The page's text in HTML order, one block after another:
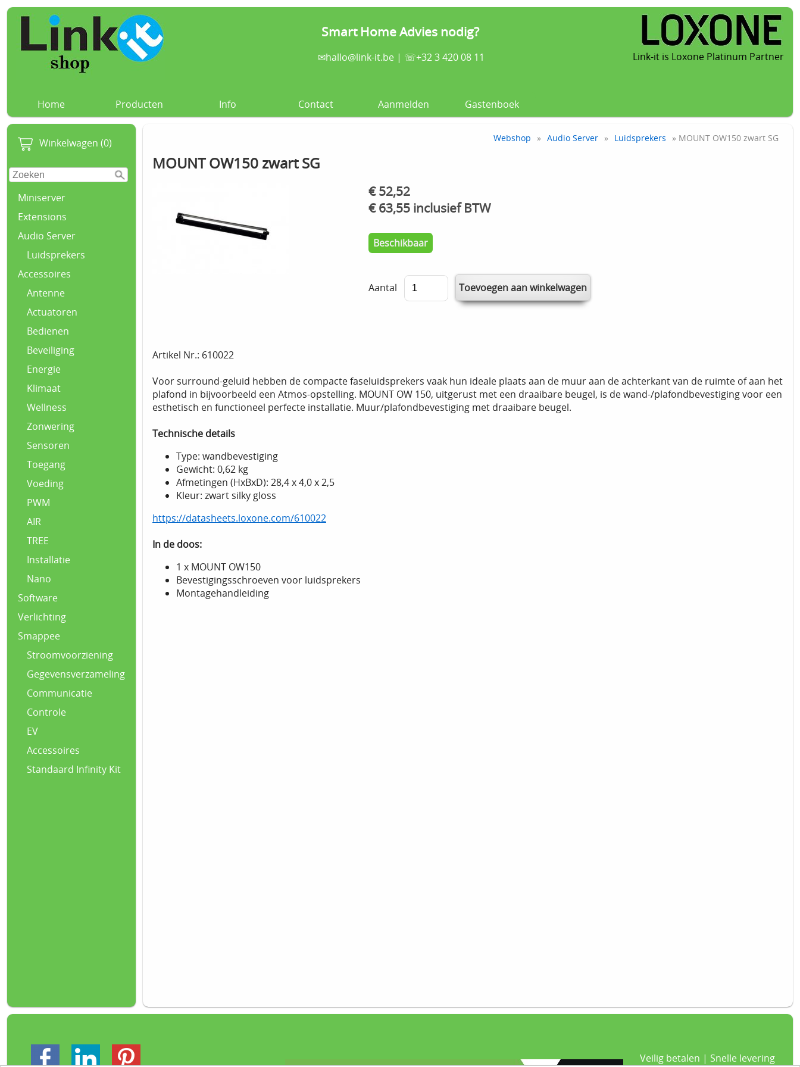
Smart Home Advies nodig?
✉hallo@link-it.be | ☏+32 3 420 08 11 Link-it is Loxone Platinum Partner
Home Producten Info Contact Aanmelden Gastenboek
Winkelwagen (0)
Miniserver
Extensions
Audio Server
Luidsprekers
Accessoires
Antenne
Actuatoren
Bedienen
Beveiliging
Energie
Klimaat
Wellness
Zonwering
Sensoren
Toegang
Voeding
PWM
AIR
TREE
Installatie
Nano
Software
Verlichting
Smappee
Stroomvoorziening
Gegevensverzameling
Communicatie
Controle
EV
Accessoires
Standaard Infinity Kit
Webshop » Audio Server » Luidsprekers » MOUNT OW150 zwart SG
MOUNT OW150 zwart SG
€ 52,52
€ 63,55 inclusief BTW
Beschikbaar
Aantal
Artikel Nr.: 610022
Voor surround-geluid hebben de compacte faseluidsprekers vaak hun ideale plaats aan de muur aan de achterkant van de ruimte of aan het
plafond in bijvoorbeeld een Atmos-opstelling. MOUNT OW 150, uitgerust met een draaibare beugel, is de wand-/plafondbevestiging voor een
esthetisch en functioneel perfecte installatie. Muur/plafondbevestiging met draaibare beugel.
Technische details
Type: wandbevestiging
Gewicht: 0,62 kg
Afmetingen (HxBxD): 28,4 x 4,0 x 2,5
Kleur: zwart silky gloss
https://datasheets.loxone.com/610022
In de doos:
1 x MOUNT OW150
Bevestigingsschroeven voor luidsprekers
Montagehandleiding
Veilig betalen | Snelle levering